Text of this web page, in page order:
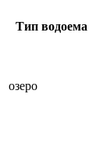
Тип водоема
озеро